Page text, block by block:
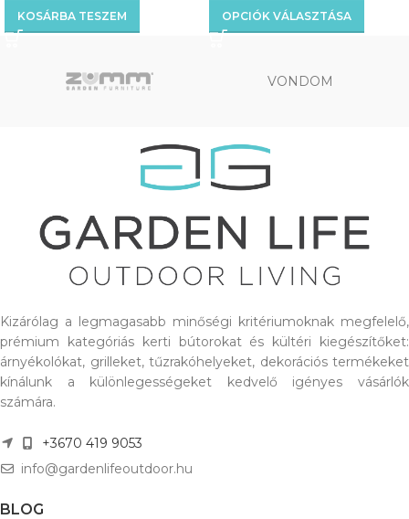
KOSÁRBA TESZEM OPCIÓK VÁLASZTÁSA
VONDOM
Kizárólag a legmagasabb minőségi kritériumoknak megfelelő,
prémium kategóriás kerti bútorokat és kültéri kiegészítőket:
árnyékolókat, grilleket, tűzrakóhelyeket, dekorációs termékeket
kínálunk a különlegességeket kedvelő igényes vásárlók
számára.
+3670 419 9053
info@gardenlifeoutdoor.hu
BLOG